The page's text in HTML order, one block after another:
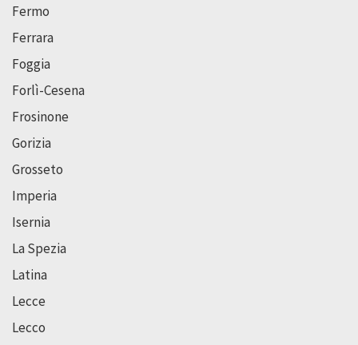
Fermo
Ferrara
Foggia
Forlì-Cesena
Frosinone
Gorizia
Grosseto
Imperia
Isernia
La Spezia
Latina
Lecce
Lecco